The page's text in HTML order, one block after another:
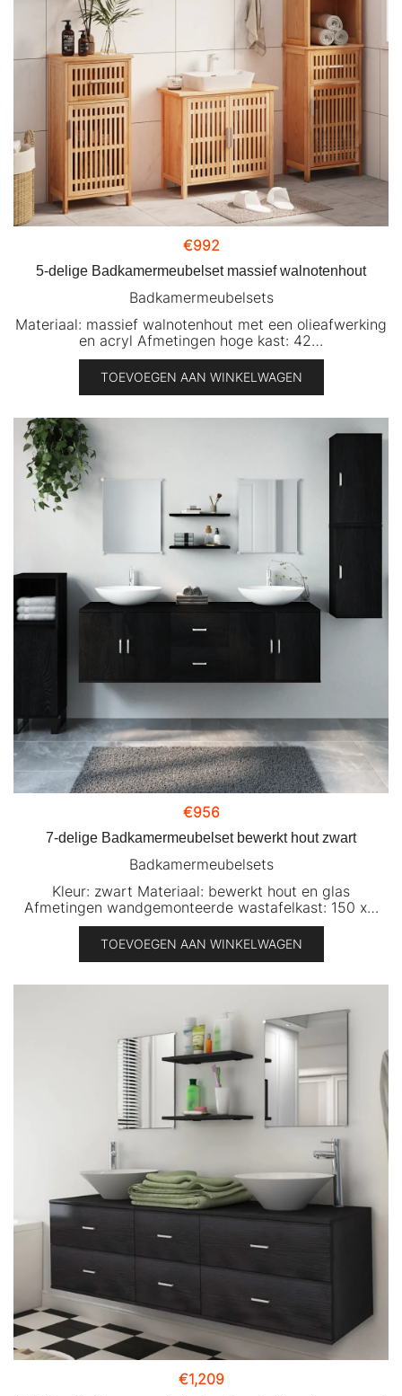
€992
5-delige Badkamermeubelset massief walnotenhout
Badkamermeubelsets
Materiaal: massief walnotenhout met een olieafwerking
en acryl Afmetingen hoge kast: 42…
TOEVOEGEN AAN WINKELWAGEN
€956
7-delige Badkamermeubelset bewerkt hout zwart
Badkamermeubelsets
Kleur: zwart Materiaal: bewerkt hout en glas
Afmetingen wandgemonteerde wastafelkast: 150 x…
TOEVOEGEN AAN WINKELWAGEN
€1,209